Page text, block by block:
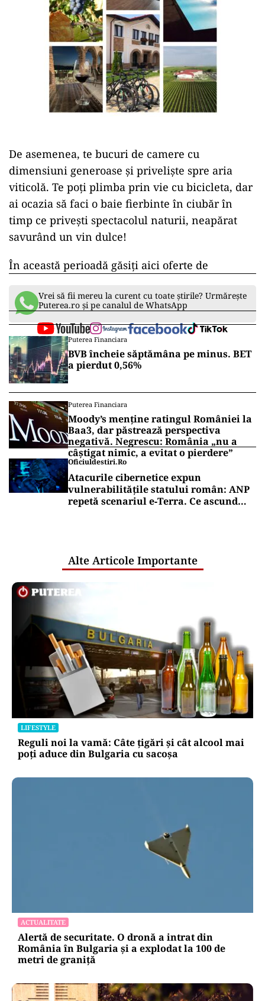
De asemenea, te bucuri de camere cu
dimensiuni generoase și priveliște spre aria
viticolă. Te poți plimba prin vie cu bicicleta, dar
ai ocazia să faci o baie fierbinte în ciubăr în
timp ce privești spectacolul naturii, neapărat
savurând un vin dulce!
În această perioadă găsiți aici oferte de
Vrei să fii mereu la curent cu toate știrile? Urmărește
Puterea.ro și pe canalul de WhatsApp
Puterea Financiara
BVB încheie săptămâna pe minus. BET
a pierdut 0,56%
Puterea Financiara
Moody’s menține ratingul României la
Baa3, dar păstrează perspectiva
negativă. Negrescu: România „nu a
câștigat nimic, a evitat o pierdere”
Oficiuldestiri.ro
Atacurile cibernetice expun
vulnerabilitățile statului român: ANP
repetă scenariul e‑Terra. Ce ascund
Alte Articole Importante
LIFESTYLE
Reguli noi la vamă: Câte țigări și cât alcool mai
poți aduce din Bulgaria cu sacoșa
ACTUALITATE
Alertă de securitate. O dronă a intrat din
România în Bulgaria şi a explodat la 100 de
metri de graniţă